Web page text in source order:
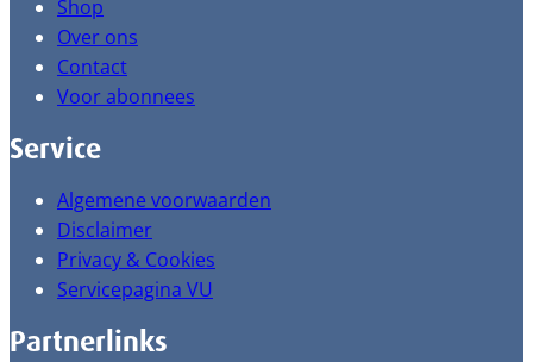
Shop
Over ons
Contact
Voor abonnees
Service
Algemene voorwaarden
Disclaimer
Privacy & Cookies
Servicepagina VU
Partnerlinks